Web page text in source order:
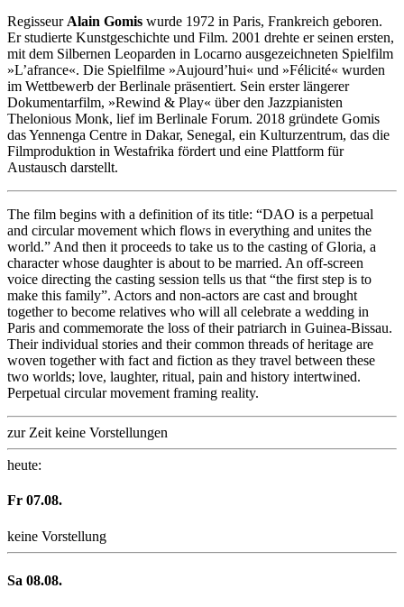
Regisseur Alain Gomis wurde 1972 in Paris, Frankreich geboren.
Er studierte Kunstgeschichte und Film. 2001 drehte er seinen ersten,
mit dem Silbernen Leoparden in Locarno ausgezeichneten Spielfilm
»L’afrance«. Die Spielfilme »Aujourd’hui« und »Félicité« wurden
im Wettbewerb der Berlinale präsentiert. Sein erster längerer
Dokumentarfilm, »Rewind & Play« über den Jazzpianisten
Thelonious Monk, lief im Berlinale Forum. 2018 gründete Gomis
das Yennenga Centre in Dakar, Senegal, ein Kulturzentrum, das die
Filmproduktion in Westafrika fördert und eine Plattform für
Austausch darstellt.
The film begins with a definition of its title: “DAO is a perpetual
and circular movement which flows in everything and unites the
world.” And then it proceeds to take us to the casting of Gloria, a
character whose daughter is about to be married. An off-screen
voice directing the casting session tells us that “the first step is to
make this family”. Actors and non-actors are cast and brought
together to become relatives who will all celebrate a wedding in
Paris and commemorate the loss of their patriarch in Guinea-Bissau.
Their individual stories and their common threads of heritage are
woven together with fact and fiction as they travel between these
two worlds; love, laughter, ritual, pain and history intertwined.
Perpetual circular movement framing reality.
zur Zeit keine Vorstellungen
heute:
Fr 07.08.
keine Vorstellung
Sa 08.08.